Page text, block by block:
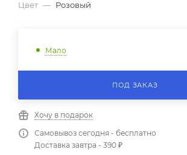
Цвет — Розовый
Мало
ПОД ЗАКАЗ
Хочу в подарок
Самовывоз сегодня - бесплатно
Доставка завтра - 390 ₽